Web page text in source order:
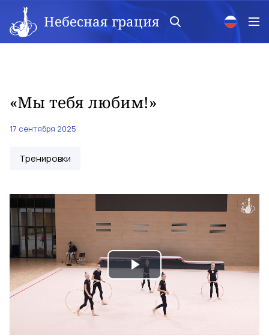
Небесная грация
«Мы тебя любим!»
17 сентября 2025
Тренировки
Play
Video